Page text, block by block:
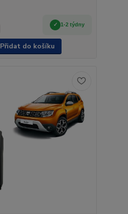
1-2 týdny
Přidat do košíku